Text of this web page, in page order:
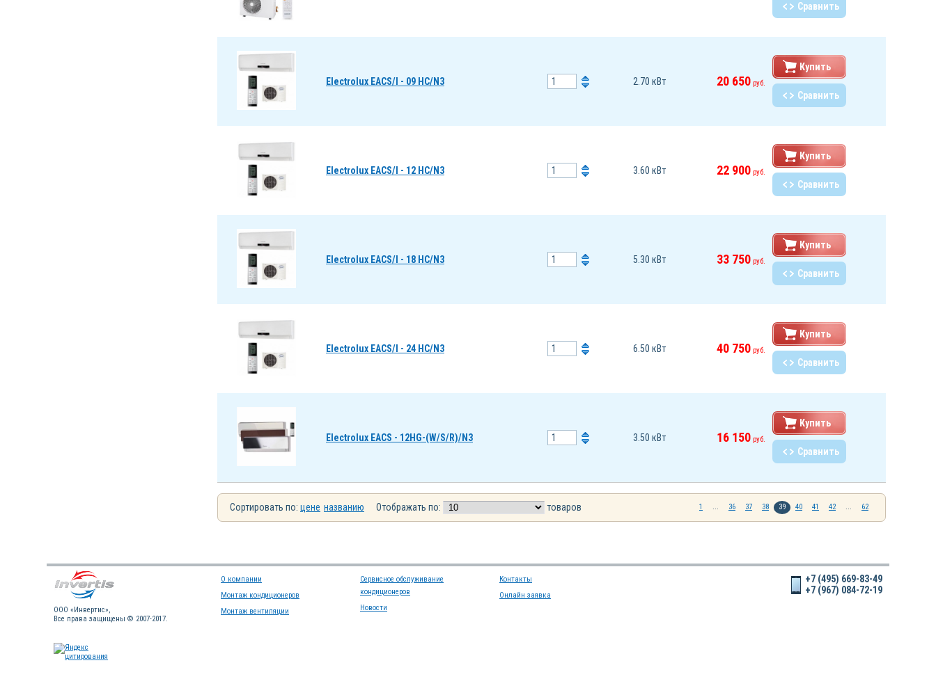
Сравнить
Electrolux EACS/I - 09 HC/N3 2.70 кВт 20 650 руб.
Купить
Сравнить
Electrolux EACS/I - 12 HC/N3 3.60 кВт 22 900 руб.
Купить
Сравнить
Electrolux EACS/I - 18 HC/N3 5.30 кВт 33 750 руб.
Купить
Сравнить
Electrolux EACS/I - 24 HC/N3 6.50 кВт 40 750 руб.
Купить
Сравнить
Electrolux EACS - 12HG-(W/S/R)/N3 3.50 кВт 16 150 руб.
Купить
Сравнить
Сортировать по: цене названию Отображать по: товаров 1 ... 36 37 38 39 40 41 42 ... 62
OOO «Инвертис»,
Все права защищены © 2007-2017.
О компании
Монтаж кондиционеров
Монтаж вентиляции
Сервисное обслуживание
кондиционеров
Новости
Контакты
Онлайн заявка
+7 (495) 669-83-49
+7 (967) 084-72-19